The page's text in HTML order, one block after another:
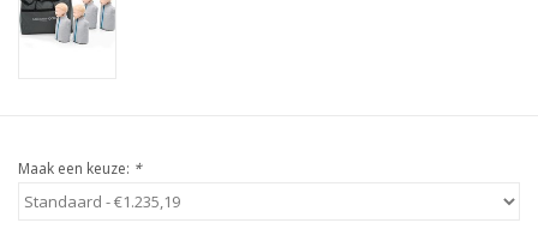
Maak een keuze: *